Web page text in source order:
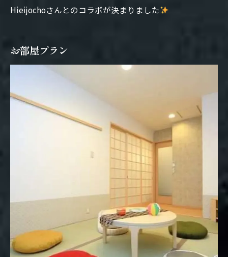
Hieijochoさんとのコラボが決まりました
お部屋プラン